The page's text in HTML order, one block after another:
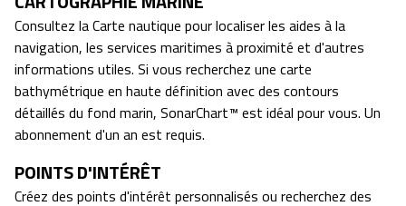
Consultez la Carte nautique pour localiser les aides à la
navigation, les services maritimes à proximité et d'autres
informations utiles. Si vous recherchez une carte
bathymétrique en haute définition avec des contours
détaillés du fond marin, SonarChart™ est idéal pour vous. Un
abonnement d'un an est requis.
POINTS D'INTÉRÊT
Créez des points d'intérêt personnalisés ou recherchez des